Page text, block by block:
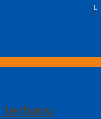
terbaru